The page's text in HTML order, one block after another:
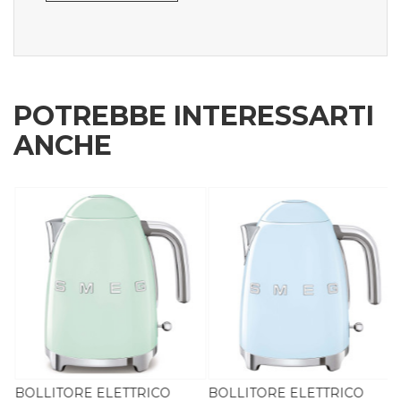
POTREBBE INTERESSARTI
ANCHE
BOLLITORE ELETTRICO
BOLLITORE ELETTRICO